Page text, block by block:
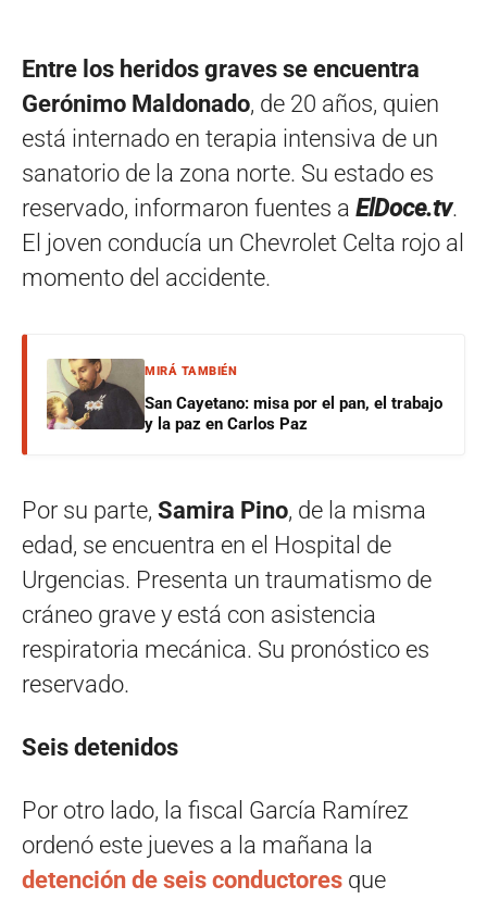
Entre los heridos graves se encuentra
Gerónimo Maldonado, de 20 años, quien
está internado en terapia intensiva de un
sanatorio de la zona norte. Su estado es
reservado, informaron fuentes a ElDoce.tv.
El joven conducía un Chevrolet Celta rojo al
momento del accidente.
MIRÁ TAMBIÉN
San Cayetano: misa por el pan, el trabajo
y la paz en Carlos Paz
Por su parte, Samira Pino, de la misma
edad, se encuentra en el Hospital de
Urgencias. Presenta un traumatismo de
cráneo grave y está con asistencia
respiratoria mecánica. Su pronóstico es
reservado.
Seis detenidos
Por otro lado, la fiscal García Ramírez
ordenó este jueves a la mañana la
detención de seis conductores que